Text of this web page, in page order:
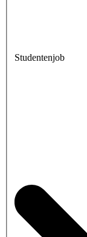
Studentenjob